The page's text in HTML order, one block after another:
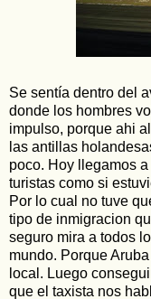
Se sentía dentro del
donde los hombres
impulso, porque ahi
las antillas
poco. Hoy llegamos
turistas como si
Por lo cual no tuve
tipo de inmigracion
seguro mira a todos
mundo. Porque
local. Luego
que el taxista nos